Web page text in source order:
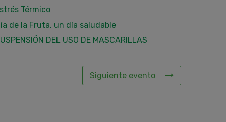
Térmico
de la Fruta, un día saludable
DEL USO DE MASCARILLAS
Siguiente evento